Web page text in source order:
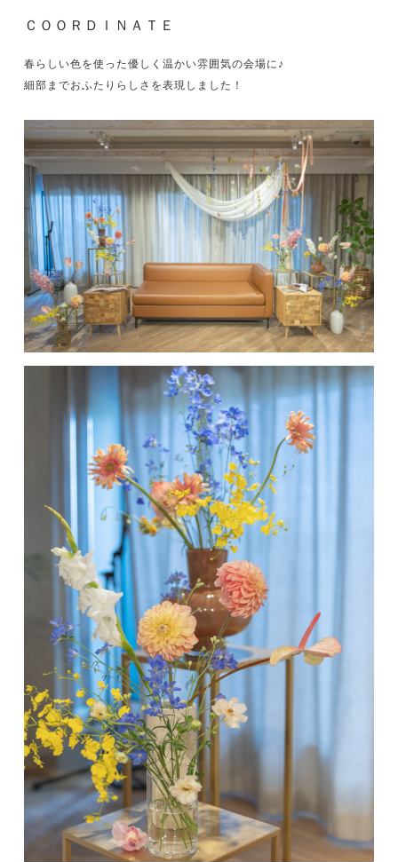
ＣＯＯＲＤＩＮＡＴＥ
春らしい色を使った優しく温かい雰囲気の会場に♪
細部までおふたりらしさを表現しました！